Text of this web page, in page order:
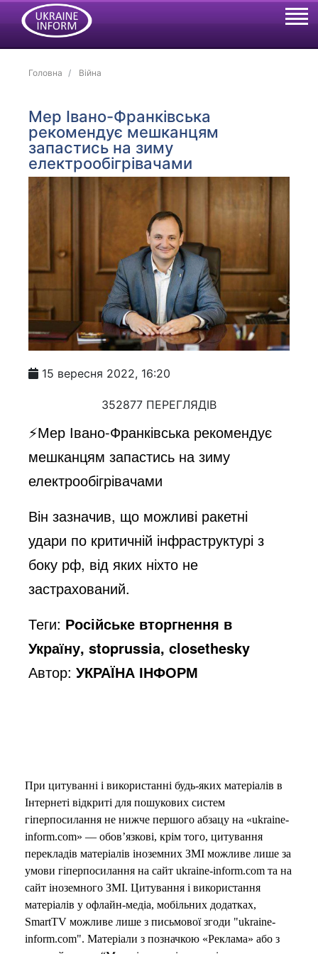
Головна Війна
Мер Івано-Франківська
рекомендує мешканцям
запастись на зиму
електрообігрівачами
15 вересня 2022, 16:20
352877 ПЕРЕГЛЯДІВ
⚡️Мер Івано-Франківська рекомендує
мешканцям запастись на зиму
електрообігрівачами
Він зазначив, що можливі ракетні
удари по критичній інфраструктурі з
боку рф, від яких ніхто не
застрахований.
Теги: Російське вторгнення в
Україну, stoprussia, closethesky
Автор:УКРАЇНА ІНФОРМ
При цитуванні і використанні будь-яких матеріалів в
Інтернеті відкриті для пошукових систем
гіперпосилання не нижче першого абзацу на «ukraine-
inform.com» — обов’язкові, крім того, цитування
перекладів матеріалів іноземних ЗМІ можливе лише за
умови гіперпосилання на сайт ukraine-inform.com та на
сайт іноземного ЗМІ. Цитування і використання
матеріалів у офлайн-медіа, мобільних додатках,
SmartTV можливе лише з письмової згоди "ukraine-
inform.com". Матеріали з позначкою «Реклама» або з